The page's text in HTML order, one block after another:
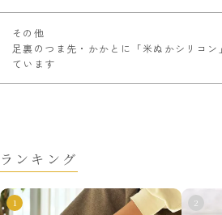
その他
足裏のつま先・かかとに「米ぬかシリコン
ています
ランキング